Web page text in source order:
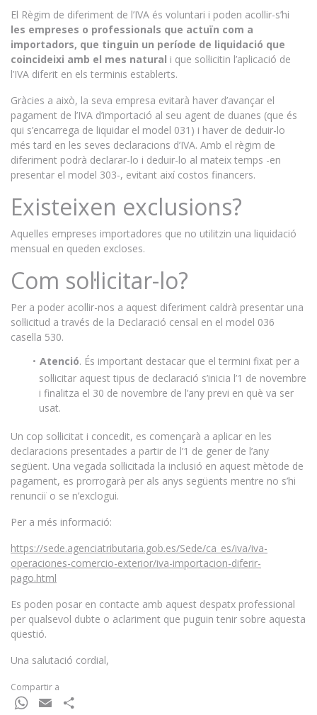
El Règim de diferiment de l’IVA és voluntari i poden acollir-s’hi
les empreses o professionals que actuïn com a
importadors, que tinguin un període de liquidació que
coincideixi amb el mes natural i que sol·licitin l’aplicació de
l’IVA diferit en els terminis establerts.
Gràcies a això, la seva empresa evitarà haver d’avançar el
pagament de l’IVA d’importació al seu agent de duanes (que és
qui s’encarrega de liquidar el model 031) i haver de deduir-lo
més tard en les seves declaracions d’IVA. Amb el règim de
diferiment podrà declarar-lo i deduir-lo al mateix temps -en
presentar el model 303-, evitant així costos financers.
Existeixen exclusions?
Aquelles empreses importadores que no utilitzin una liquidació
mensual en queden excloses.
Com sol·licitar-lo?
Per a poder acollir-nos a aquest diferiment caldrà presentar una
sol·licitud a través de la Declaració censal en el model 036
casella 530.
Atenció. És important destacar que el termini fixat per a
sol·licitar aquest tipus de declaració s’inicia l’1 de novembre
i finalitza el 30 de novembre de l’any previ en què va ser
usat.
Un cop sol·licitat i concedit, es començarà a aplicar en les
declaracions presentades a partir de l’1 de gener de l’any
següent. Una vegada sol·licitada la inclusió en aquest mètode de
pagament, es prorrogarà per als anys següents mentre no s’hi
renunciï o se n’exclogui.
Per a més informació:
https://sede.agenciatributaria.gob.es/Sede/ca_es/iva/iva-
operaciones-comercio-exterior/iva-importacion-diferir-
pago.html
Es poden posar en contacte amb aquest despatx professional
per qualsevol dubte o aclariment que puguin tenir sobre aquesta
qüestió.
Una salutació cordial,
Compartir a
WhatsApp
Email